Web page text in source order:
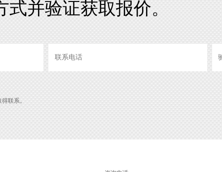
并验证获取报价。
联系。